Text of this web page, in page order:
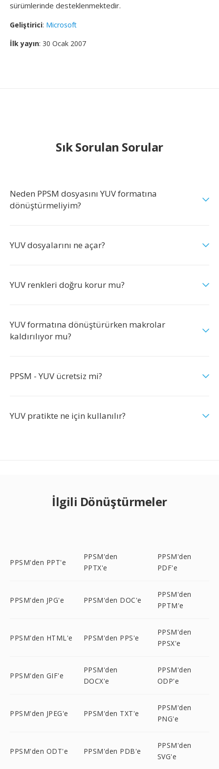
sürümlerinde desteklenmektedir.
Geliştirici: Microsoft
İlk yayın: 30 Ocak 2007
Sık Sorulan Sorular
Neden PPSM dosyasını YUV formatına
dönüştürmeliyim?
YUV dosyalarını ne açar?
YUV renkleri doğru korur mu?
YUV formatına dönüştürürken makrolar
kaldırılıyor mu?
PPSM - YUV ücretsiz mi?
YUV pratikte ne için kullanılır?
İlgili Dönüştürmeler
PPSM'den PPT'e
PPSM'den
PPTX'e
PPSM'den
PDF'e
PPSM'den JPG'e PPSM'den DOC'e
PPSM'den
PPTM'e
PPSM'den HTML'e PPSM'den PPS'e
PPSM'den
PPSX'e
PPSM'den GIF'e
PPSM'den
DOCX'e
PPSM'den
ODP'e
PPSM'den JPEG'e PPSM'den TXT'e
PPSM'den
PNG'e
PPSM'den ODT'e PPSM'den PDB'e
PPSM'den
SVG'e